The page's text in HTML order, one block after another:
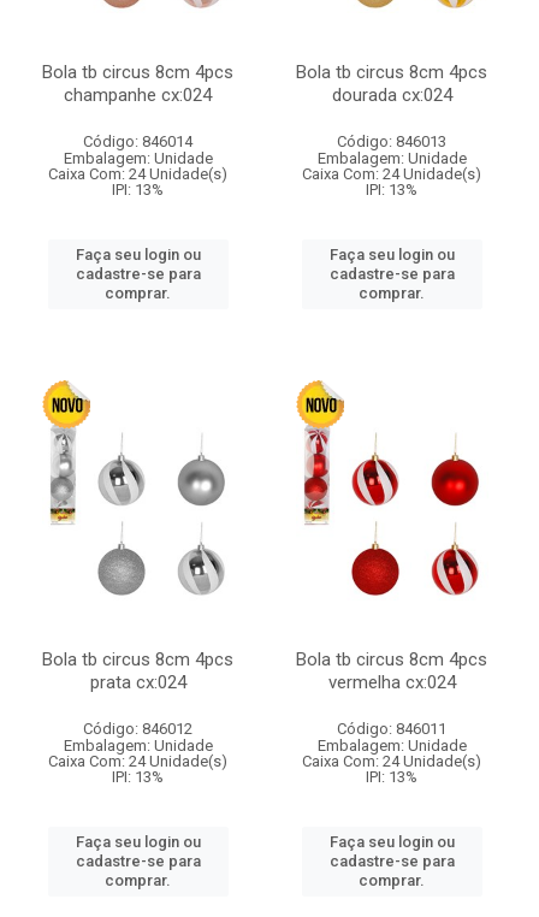
Bola tb circus 8cm 4pcs
champanhe cx:024
Código: 846014
Embalagem: Unidade
Caixa Com: 24 Unidade(s)
IPI: 13%
Faça seu login ou
cadastre-se para
comprar.
Bola tb circus 8cm 4pcs
dourada cx:024
Código: 846013
Embalagem: Unidade
Caixa Com: 24 Unidade(s)
IPI: 13%
Faça seu login ou
cadastre-se para
comprar.
Bola tb circus 8cm 4pcs
prata cx:024
Código: 846012
Embalagem: Unidade
Caixa Com: 24 Unidade(s)
IPI: 13%
Faça seu login ou
cadastre-se para
comprar.
Bola tb circus 8cm 4pcs
vermelha cx:024
Código: 846011
Embalagem: Unidade
Caixa Com: 24 Unidade(s)
IPI: 13%
Faça seu login ou
cadastre-se para
comprar.